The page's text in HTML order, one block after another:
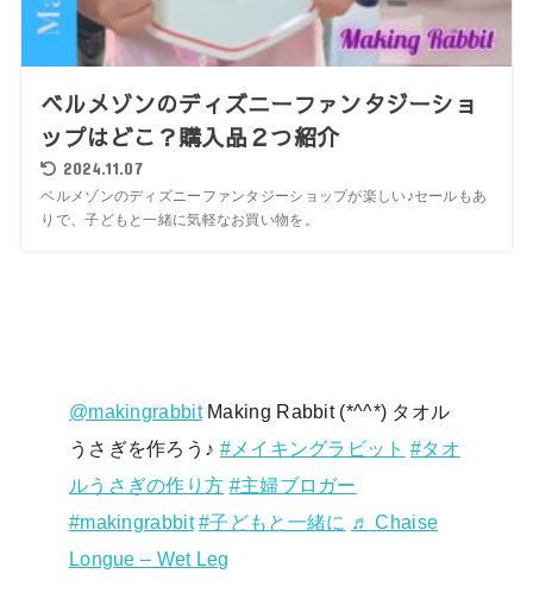
ベルメゾンのディズニーファンタジーショ
ップはどこ？購入品２つ紹介
2024.11.07
ベルメゾンのディズニーファンタジーショップが楽しい♪セールもあ
りで、子どもと一緒に気軽なお買い物を。
@makingrabbitMaking Rabbit (*^^*) タオル
うさぎを作ろう♪ #メイキングラビット #タオ
ルうさぎの作り方 #主婦ブロガー
#makingrabbit #子どもと一緒に
♬ Chaise
Longue – Wet Leg